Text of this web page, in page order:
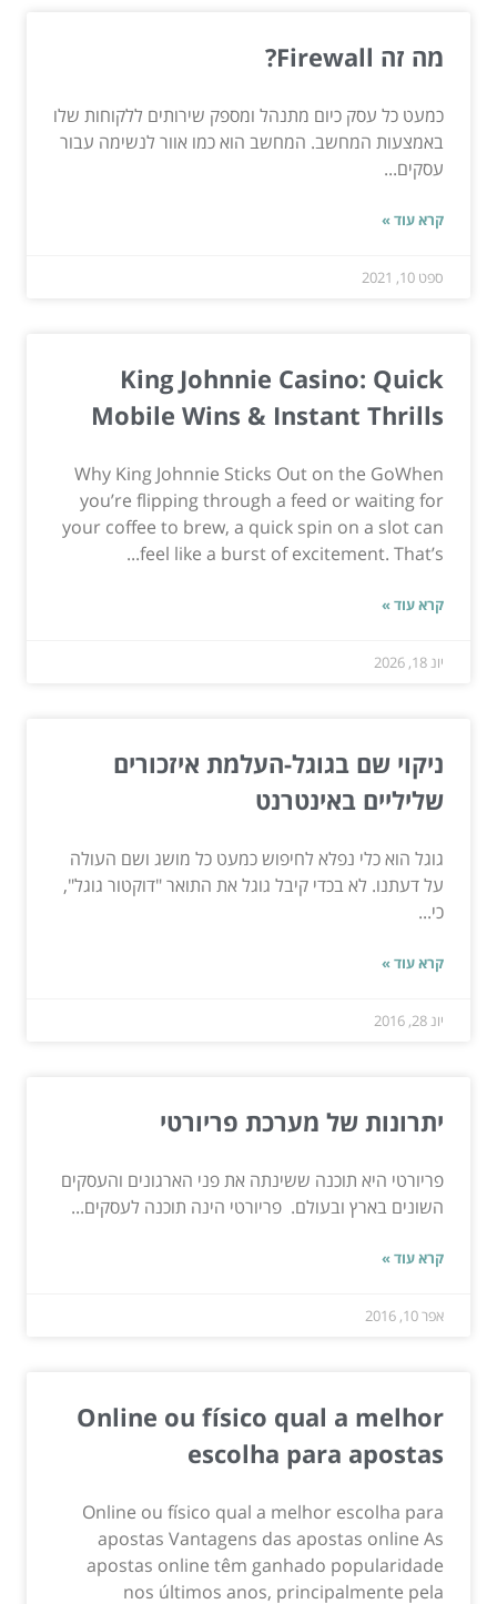
מה זה Firewall?
כמעט כל עסק כיום מתנהל ומספק שירותים ללקוחות שלו
באמצעות המחשב. המחשב הוא כמו אוור לנשימה עבור
עסקים...
קרא עוד »
ספט 10, 2021
King Johnnie Casino: Quick
Mobile Wins & Instant Thrills
Why King Johnnie Sticks Out on the GoWhen
you’re flipping through a feed or waiting for
your coffee to brew, a quick spin on a slot can
feel like a burst of excitement. That’s...
קרא עוד »
יונ 18, 2026
ניקוי שם בגוגל-העלמת איזכורים
שליליים באינטרנט
גוגל הוא כלי נפלא לחיפוש כמעט כל מושג ושם העולה
על דעתנו. לא בכדי קיבל גוגל את התואר "דוקטור גוגל",
כי...
קרא עוד »
יונ 28, 2016
יתרונות של מערכת פריורטי
פריורטי היא תוכנה ששינתה את פני הארגונים והעסקים
השונים בארץ ובעולם. פריורטי הינה תוכנה לעסקים...
קרא עוד »
אפר 10, 2016
Online ou físico qual a melhor
escolha para apostas
Online ou físico qual a melhor escolha para
apostas Vantagens das apostas online As
apostas online têm ganhado popularidade
nos últimos anos, principalmente pela